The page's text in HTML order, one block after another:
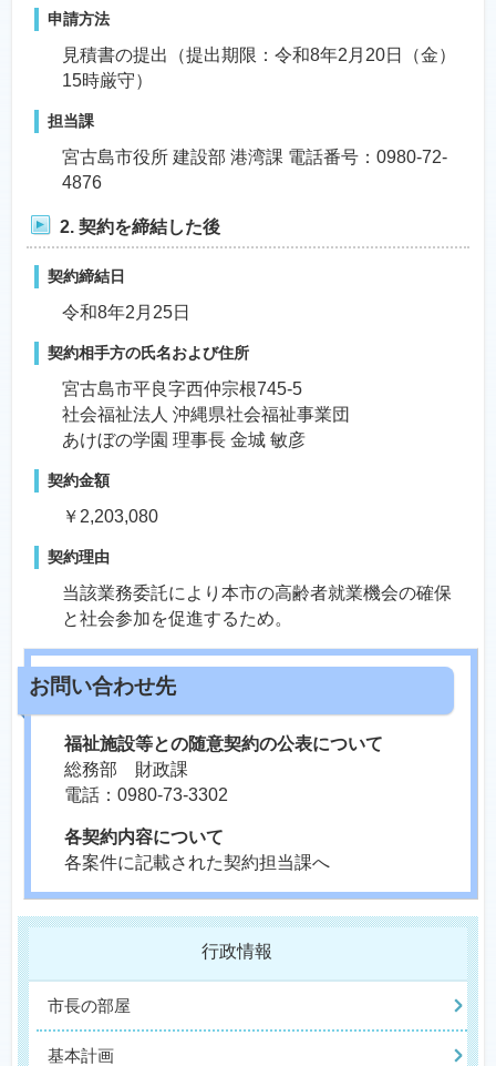
申請方法
見積書の提出（提出期限：令和8年2月20日（金）
15時厳守）
担当課
宮古島市役所 建設部 港湾課 電話番号：0980-72-
4876
2. 契約を締結した後
契約締結日
令和8年2月25日
契約相手方の氏名および住所
宮古島市平良字西仲宗根745-5
社会福祉法人 沖縄県社会福祉事業団
あけぼの学園 理事長 金城 敏彦
契約金額
￥2,203,080
契約理由
当該業務委託により本市の高齢者就業機会の確保
と社会参加を促進するため。
福祉施設等との随意契約の公表について
総務部 財政課
電話：0980-73-3302
各契約内容について
各案件に記載された契約担当課へ
行政情報
市長の部屋
基本計画